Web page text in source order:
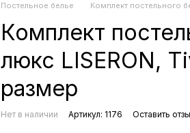
Постельное белье
Комплект постельного
Комплект
люкс LISERON,
размер
Нет в наличии Артикул: 1176 Оставить